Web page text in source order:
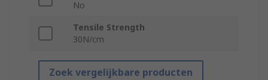
No
Tensile Strength
30N/cm
Zoek vergelijkbare producten